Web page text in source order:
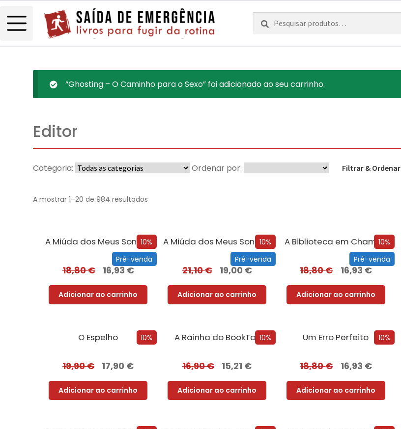
Pesquisar
por:
Pesquisa
“Ghosting – O Caminho para o Sexo” foi adicionado ao seu carrinho.
Editor
Categoria: Ordenar por: Filtrar & Ordenar
A mostrar 1–20 de 984 resultados
10%
Pré-venda
A Miúda dos Meus Sonhos
18,80€ 16,93€
Adicionar ao carrinho
10%
Pré-venda
A Miúda dos Meus Sonhos – Edição com EDGES
21,10€ 19,00€
Adicionar ao carrinho
10%
Pré-venda
A Biblioteca em Chamas
18,80€ 16,93€
Adicionar ao carrinho
10%
O Espelho
19,90€ 17,90 €
Adicionar ao carrinho
10%
A Rainha do BookTok
16,90€ 15,21 €
Adicionar ao carrinho
10%
Um Erro Perfeito
18,80€ 16,93 €
Adicionar ao carrinho